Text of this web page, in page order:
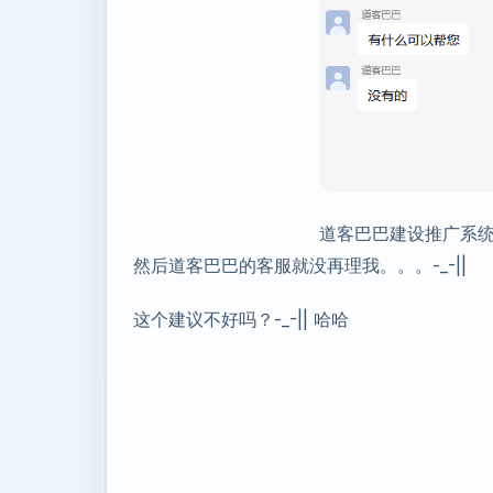
道客巴巴建设推广系
然后道客巴巴的客服就没再理我。。。-_-||
这个建议不好吗？-_-|| 哈哈